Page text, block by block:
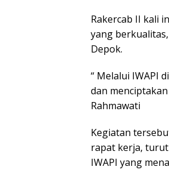
Rakercab II kali
yang
Depok.
“ Melalui IWAPI
dan
Rahmawati
Kegiatan
rapat kerja,
IWAPI yang